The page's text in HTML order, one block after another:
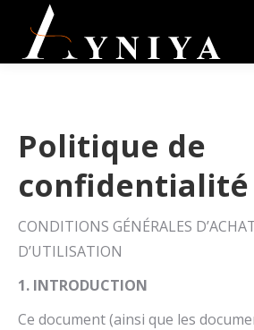
Politique de
confidentialité
CONDITIONS GÉNÉRALES
D’UTILISATION
1. INTRODUCTION
Ce document (ainsi que les